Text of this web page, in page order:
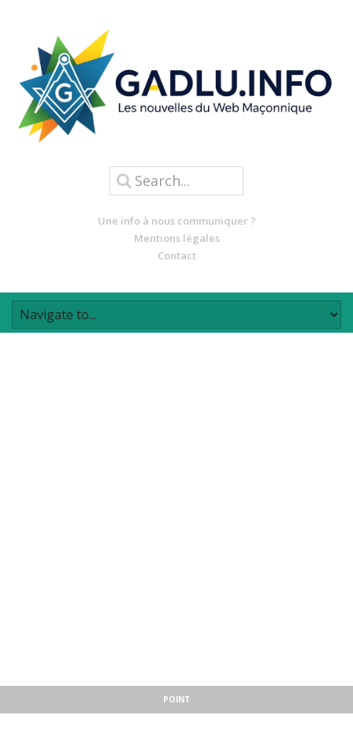
Une info à nous communiquer ?
Mentions légales
Contact
POINT